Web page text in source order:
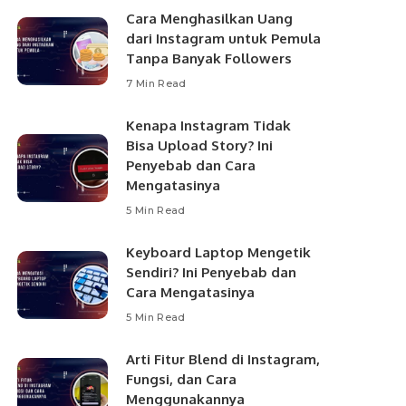
Cara Menghasilkan Uang
dari Instagram untuk Pemula
Tanpa Banyak Followers
7 Min Read
Kenapa Instagram Tidak
Bisa Upload Story? Ini
Penyebab dan Cara
Mengatasinya
5 Min Read
Keyboard Laptop Mengetik
Sendiri? Ini Penyebab dan
Cara Mengatasinya
5 Min Read
Arti Fitur Blend di Instagram,
Fungsi, dan Cara
Menggunakannya